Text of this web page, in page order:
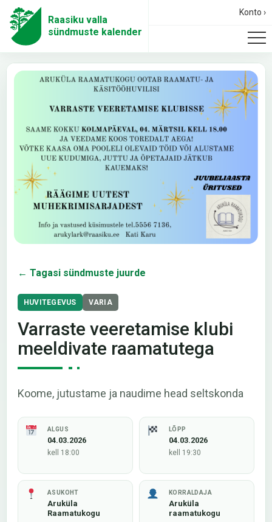
Raasiku valla
sündmuste kalender
Konto ›
← Tagasi sündmuste juurde
HUVITEGEVUS VARIA
Varraste veeretamise klubi
meeldivate raamatutega
Koome, jutustame ja naudime head seltskonda
ALGUS
04.03.2026
kell 18:00
LÕPP
04.03.2026
kell 19:30
ASUKOHT
Aruküla
Raamatukogu
KORRALDAJA
Aruküla
raamatukogu